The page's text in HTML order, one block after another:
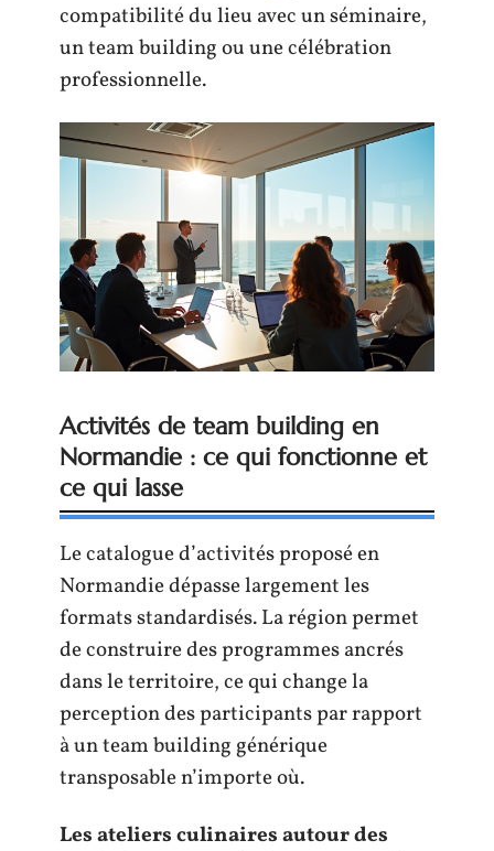
compatibilité du lieu avec un séminaire,
un team building ou une célébration
professionnelle.
Activités de team building en
Normandie : ce qui fonctionne et
ce qui lasse
Le catalogue d’activités proposé en
Normandie dépasse largement les
formats standardisés. La région permet
de construire des programmes ancrés
dans le territoire, ce qui change la
perception des participants par rapport
à un team building générique
transposable n’importe où.
Les ateliers culinaires autour des